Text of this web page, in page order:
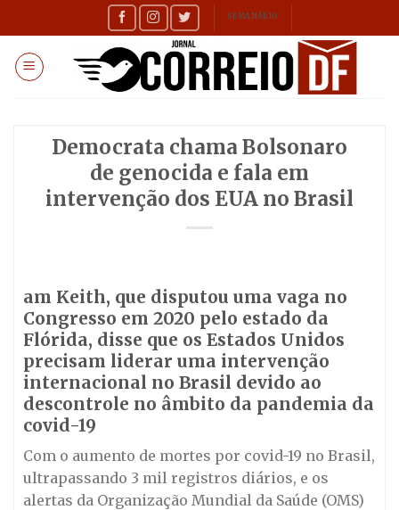
to
content
SEMANÁRIO
Democrata chama Bolsonaro
de genocida e fala em
intervenção dos EUA no Brasil
am Keith, que disputou uma vaga no
Congresso em 2020 pelo estado da
Flórida, disse que os Estados Unidos
precisam liderar uma intervenção
internacional no Brasil devido ao
descontrole no âmbito da pandemia da
covid-19
Com o aumento de mortes por covid-19 no Brasil,
ultrapassando 3 mil registros diários, e os
alertas da Organização Mundial da Saúde (OMS)